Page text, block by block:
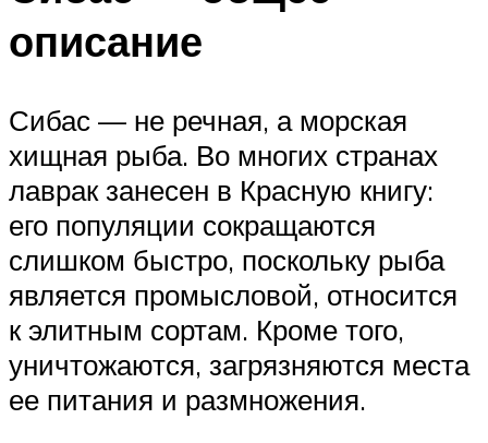
описание
Сибас — не речная, а морская
хищная рыба. Во многих странах
лаврак занесен в Красную книгу:
его популяции сокращаются
слишком быстро, поскольку рыба
является промысловой, относится
к элитным сортам. Кроме того,
уничтожаются, загрязняются места
ее питания и размножения.